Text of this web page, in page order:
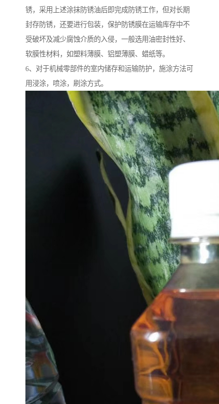
锈，采用上述涂抹防锈油后即完成防锈工作，但对长期
封存防锈，还要进行包装，保护防锈膜在运输库存中不
受破坏及减少腐蚀介质的入侵，一般选用油密封性好、
软膜性材料，如塑料薄膜、铝塑薄膜、蜡纸等。
6、对于机械零部件的室内储存和运输防护，施涂方法可
用浸涂，喷涂，刷涂方式。